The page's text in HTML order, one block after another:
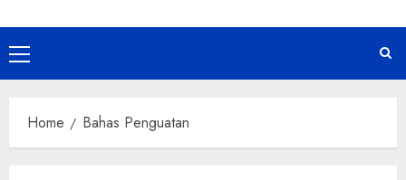
Primary
Menu
Home Bahas Penguatan